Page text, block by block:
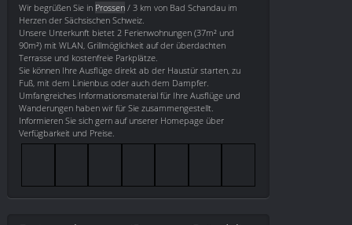
Wir begrüßen Sie in Prossen/ 3 km von Bad Schandau im
Herzen der Sächsischen Schweiz.
Unsere Unterkunft bietet 2 Ferienwohnungen (37m² und
90m²) mit WLAN, Grillmöglichkeit auf der überdachten
Terrasse und kostenfreie Parkplätze.
Sie können Ihre Ausflüge direkt ab der Haustür starten, zu
Fuß, mit dem Linienbus oder auch dem Dampfer.
Umfangreiches Informationsmaterial für Ihre Ausflüge und
Wanderungen haben wir für Sie zusammengestellt.
Informieren Sie sich gern auf unserer Homepage über
Verfügbarkeit und Preise.